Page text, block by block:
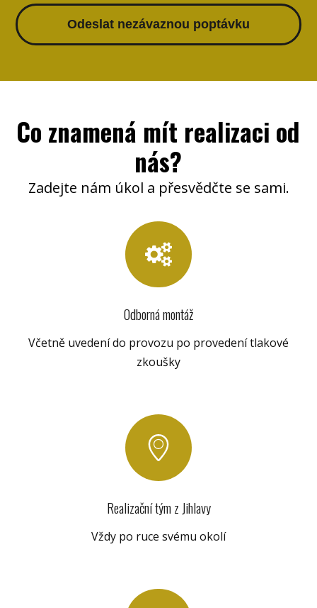
Odeslat nezávaznou poptávku
Co znamená mít realizaci od
nás?
Zadejte nám úkol a přesvědčte se sami.
Odborná montáž
Včetně uvedení do provozu po provedení tlakové
zkoušky
Realizační tým z Jihlavy
Vždy po ruce svému okolí